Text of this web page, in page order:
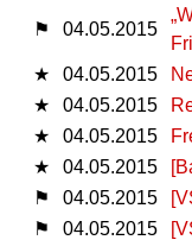
⚑ 04.05.2015
★
04.05.2015
★
04.05.2015
★
04.05.2015
★
04.05.2015
⚑
04.05.2015
⚑
04.05.2015